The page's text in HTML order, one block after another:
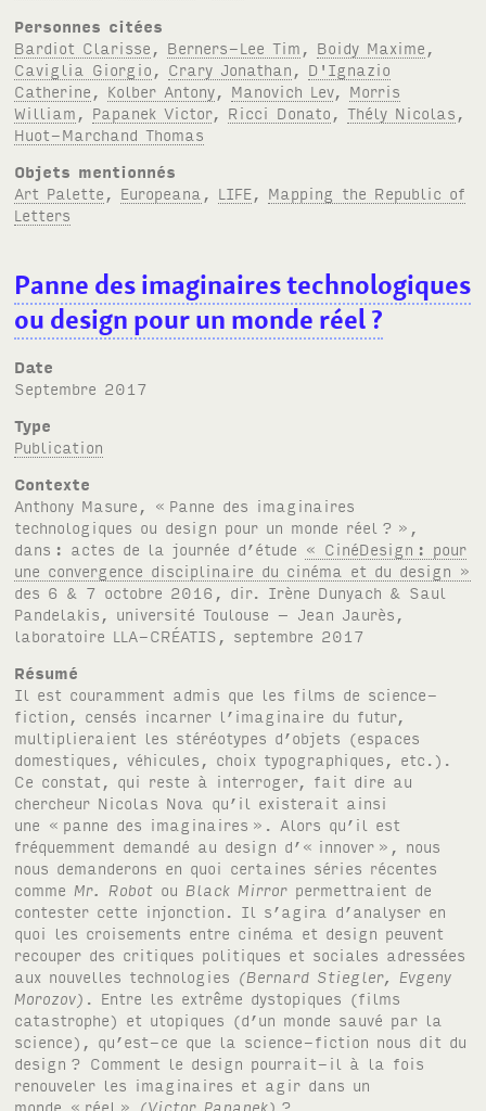
Personnes citées
Bardiot Clarisse
Berners-Lee Tim Boidy Maxime
Caviglia Giorgio
Crary Jonathan
D'Ignazio
Catherine
Kolber Antony Manovich Lev, Morris
William
Papanek Victor, Ricci Donato ,Thély Nicolas
Huot-Marchand Thomas
Objets mentionnés
Art Palette
Europeana LIFE
Mapping the Republic of
Letters
Panne des imaginaires technologiques
ou design pour un monde réel?
Date
septembre 2017
Type
Publication
Contexte
Anthony Masure, « Panne des imaginaires
technologiques ou design pour un monde réel ? »,
dans : actes de la journée d’étude « CinéDesign : pour
une convergence disciplinaire du cinéma et du design »
des 6 & 7 octobre 2016, dir. Irène Dunyach & Saul
Pandelakis, université Toulouse – Jean Jaurès,
laboratoire LLA-CRÉATIS, septembre 2017
Résumé
Il est couramment admis que les films de science-
fiction, censés incarner l’imaginaire du futur,
multiplieraient les stéréotypes d’objets (espaces
domestiques, véhicules, choix typographiques, etc.).
Ce constat, qui reste à interroger, fait dire au
chercheur Nicolas Nova qu’il existerait ainsi
une « panne des imaginaires ». Alors qu’il est
fréquemment demandé au design d’« innover », nous
nous demanderons en quoi certaines séries récentes
comme Mr. Robot ou Black Mirror permettraient de
contester cette injonction. Il s’agira d’analyser en
quoi les croisements entre cinéma et design peuvent
recouper des critiques politiques et sociales adressées
aux nouvelles technologies (Bernard Stiegler, Evgeny
Morozov) . Entre les extrême dystopiques (films
catastrophe) et utopiques (d’un monde sauvé par la
science), qu’est-ce que la science-fiction nous dit du
design ? Comment le design pourrait-il à la fois
renouveler les imaginaires et agir dans un
monde « réel » (Victor Papanek) ?